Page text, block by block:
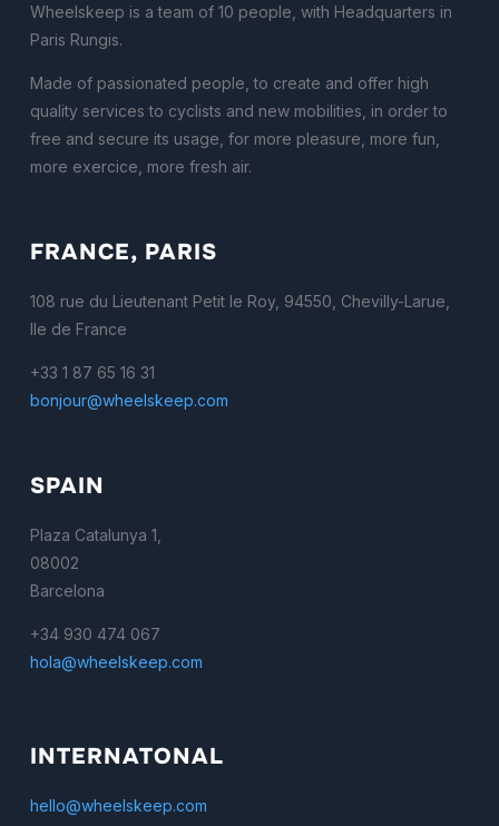
Wheelskeep is a team of 10 people, with Headquarters in
Paris Rungis.
Made of passionated people, to create and offer high
quality services to cyclists and new mobilities, in order to
free and secure its usage, for more pleasure, more fun,
more exercice, more fresh air.
FRANCE, PARIS
108 rue du Lieutenant Petit le Roy, 94550, Chevilly-Larue,
Ile de France
+33 1 87 65 16 31
bonjour@wheelskeep.com
SPAIN
Plaza Catalunya 1,
08002
Barcelona
+34 930 474 067
hola@wheelskeep.com
INTERNATONAL
hello@wheelskeep.com